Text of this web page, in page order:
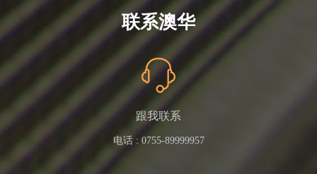
联系澳华
跟我联系
电话 : 0755-89999957